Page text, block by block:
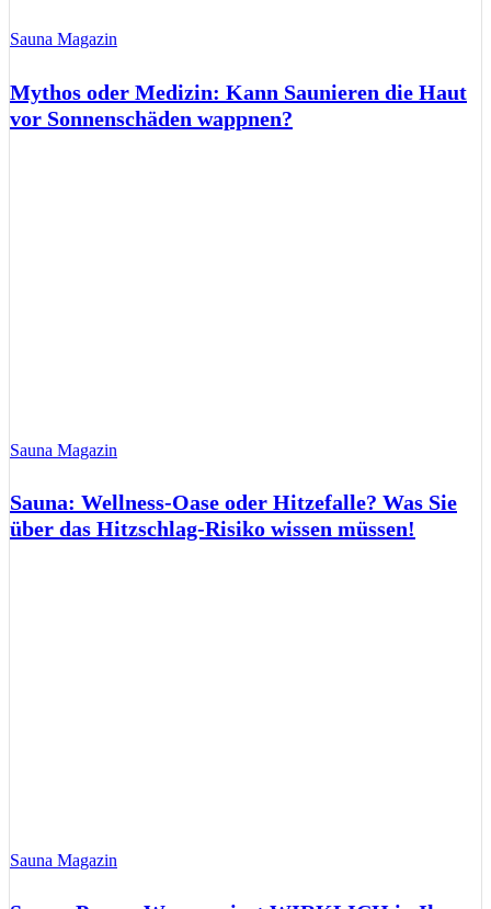
Sauna Magazin
Mythos oder Medizin: Kann Saunieren die Haut
vor Sonnenschäden wappnen?
Sauna Magazin
Sauna: Wellness-Oase oder Hitzefalle? Was Sie
über das Hitzschlag-Risiko wissen müssen!
Sauna Magazin